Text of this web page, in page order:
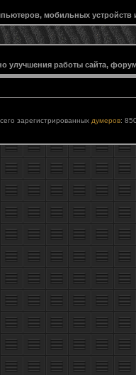
мобильных устройств
улучшения работы сайта,
зарегистрированных думеров: